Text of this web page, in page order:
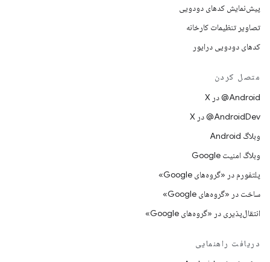
پیش‌نمایش کدهای دودویی
تصاویر تنظیمات کارخانه
کدهای دودویی درایور
متصل کردن
‫‎@Android در X
‫‎@AndroidDev در X
وبلاگ Android
وبلاگ امنیت Google
پلتفورم در «گروه‌های Google»
ساخت در «گروه‌های Google»
انتقال‌پذیری در «گروه‌های Google»
دریافت راهنمایی